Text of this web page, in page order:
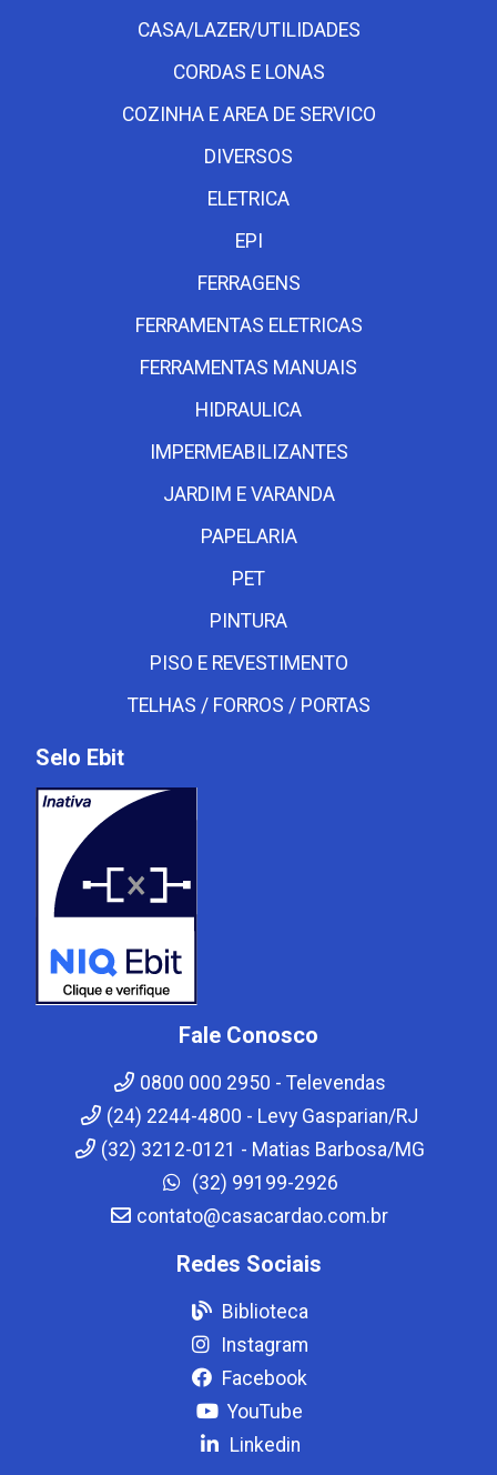
CASA/LAZER/UTILIDADES
CORDAS E LONAS
COZINHA E AREA DE SERVICO
DIVERSOS
ELETRICA
EPI
FERRAGENS
FERRAMENTAS ELETRICAS
FERRAMENTAS MANUAIS
HIDRAULICA
IMPERMEABILIZANTES
JARDIM E VARANDA
PAPELARIA
PET
PINTURA
PISO E REVESTIMENTO
TELHAS / FORROS / PORTAS
Selo Ebit
Fale Conosco
0800 000 2950 - Televendas
(24) 2244-4800 - Levy Gasparian/RJ
(32) 3212-0121 - Matias Barbosa/MG
(32) 99199-2926
contato@casacardao.com.br
Redes Sociais
Biblioteca
Instagram
Facebook
YouTube
Linkedin